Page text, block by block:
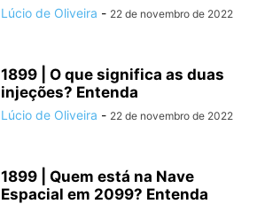
Lúcio de Oliveira - 22 de novembro de 2022
1899 | O que significa as duas
injeções? Entenda
Lúcio de Oliveira - 22 de novembro de 2022
1899 | Quem está na Nave
Espacial em 2099? Entenda